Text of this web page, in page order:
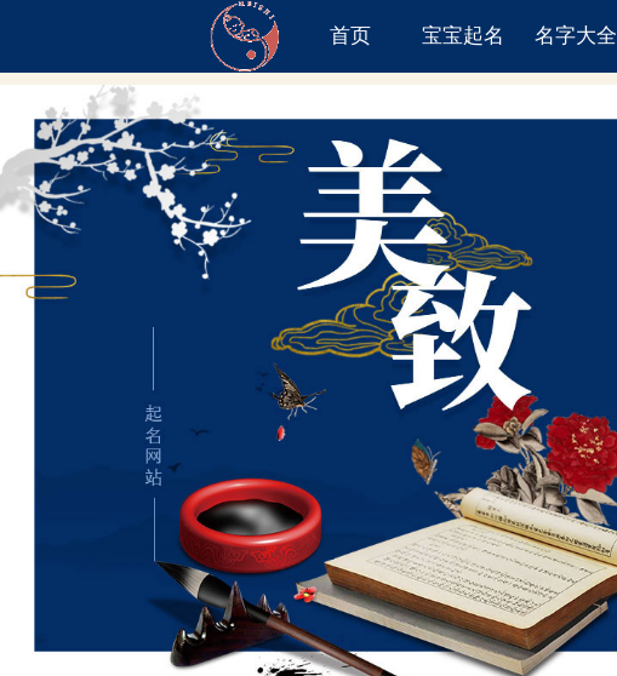
首页 宝宝起名 名字大全